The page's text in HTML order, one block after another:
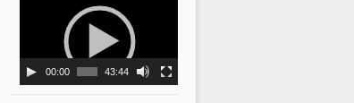
00:00 43:44